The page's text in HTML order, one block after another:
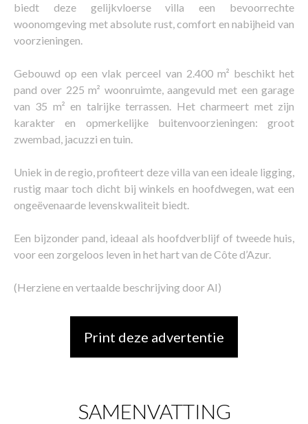
biedt deze gelijkvloerse villa een bevoorrechte
woonomgeving met absolute rust, comfort en nabijheid van
voorzieningen.
Gebouwd op een vlak perceel van 2.400 m² beschikt het
pand over 225 m² woonruimte, aangevuld met een garage
van 35 m² en talrijke terrassen. Het charmeert met zijn
karakter en opmerkelijke buitenvoorzieningen: groot
zwembad, jacuzzi en tuin.
Uniek in de regio, profiteert deze villa van een ideale ligging,
rustig maar toch dicht bij winkels en hoofdwegen, wat een
ongeëvenaarde levenskwaliteit biedt.
Een bijzonder pand, ideaal als hoofdverblijf of tweede huis,
voor een zorgeloos leven in het hart van de Côte d’Azur.
(Herziene en vertaalde beschrijving door AI)
Print deze advertentie
SAMENVATTING